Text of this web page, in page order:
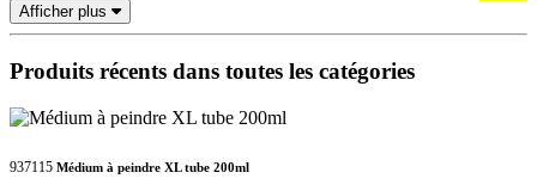
Afficher plus
Produits récents dans toutes les catégories
937115 Médium à peindre XL tube 200ml